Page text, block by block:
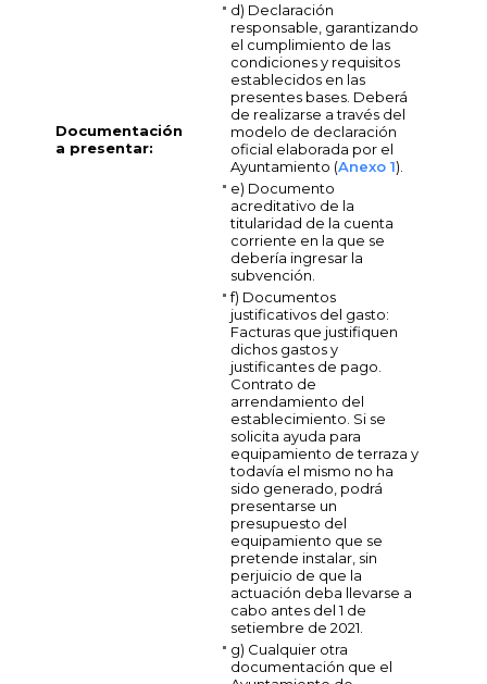
Documentación
a presentar:
d) Declaración
responsable, garantizando
el cumplimiento de las
condiciones y requisitos
establecidos en las
presentes bases. Deberá
de realizarse a través del
modelo de declaración
oficial elaborada por el
Ayuntamiento (Anexo 1).
e) Documento
acreditativo de la
titularidad de la cuenta
corriente en la que se
debería ingresar la
subvención.
f) Documentos
justificativos del gasto:
Facturas que justifiquen
dichos gastos y
justificantes de pago.
Contrato de
arrendamiento del
establecimiento. Si se
solicita ayuda para
equipamiento de terraza y
todavía el mismo no ha
sido generado, podrá
presentarse un
presupuesto del
equipamiento que se
pretende instalar, sin
perjuicio de que la
actuación deba llevarse a
cabo antes del 1 de
setiembre de 2021.
g) Cualquier otra
documentación que el